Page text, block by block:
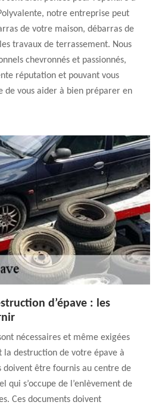
notre entreprise peut
de votre maison, débarras de
travaux de terrassement. Nous
chevronnés et passionnés,
réputation et pouvant vous
de vous aider à bien préparer en
d’épave : les
nécessaires et même exigées
la destruction de votre épave à
doivent être fournis au centre de
qui s’occupe de l’enlèvement de
Ces documents doivent